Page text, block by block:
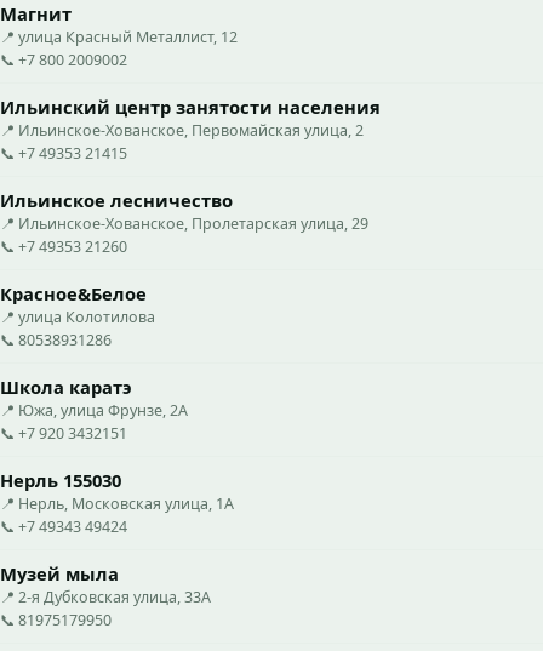
Магнит
📍 улица Красный Металлист, 12
📞 +7 800 2009002
Ильинский центр занятости населения
📍 Ильинское-Хованское, Первомайская улица, 2
📞 +7 49353 21415
Ильинское лесничество
📍 Ильинское-Хованское, Пролетарская улица, 29
📞 +7 49353 21260
Красное&Белое
📍 улица Колотилова
📞 80538931286
Школа каратэ
📍 Южа, улица Фрунзе, 2А
📞 +7 920 3432151
Нерль 155030
📍 Нерль, Московская улица, 1А
📞 +7 49343 49424
Музей мыла
📍 2-я Дубковская улица, 33А
📞 81975179950